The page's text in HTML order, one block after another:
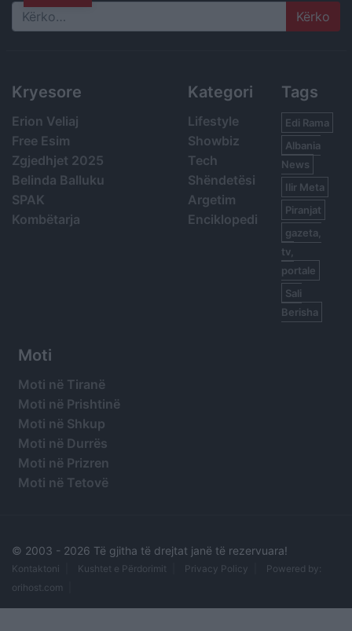
Search
Kryesore
Erion Veliaj
Free Esim
Zgjedhjet 2025
Belinda Balluku
SPAK
Kombëtarja
Kategori
Lifestyle
Showbiz
Tech
Shëndetësi
Argetim
Enciklopedi
Tags
Edi Rama
Albania
News
Ilir Meta
Piranjat
gazeta,
tv,
portale
Sali
Berisha
Moti
Moti në Tiranë
Moti në Prishtinë
Moti në Shkup
Moti në Durrës
Moti në Prizren
Moti në Tetovë
© 2003 - 2026 Të gjitha të drejtat janë të rezervuara!
Kontaktoni Kushtet e Përdorimit Privacy Policy
Powered by:
orihost.com